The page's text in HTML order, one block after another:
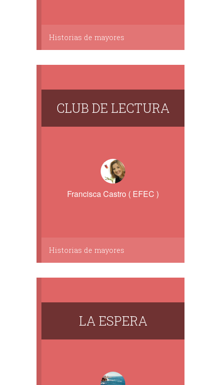
Historias de mayores
CLUB DE LECTURA
Francisca Castro ( EFEC )
Historias de mayores
LA ESPERA